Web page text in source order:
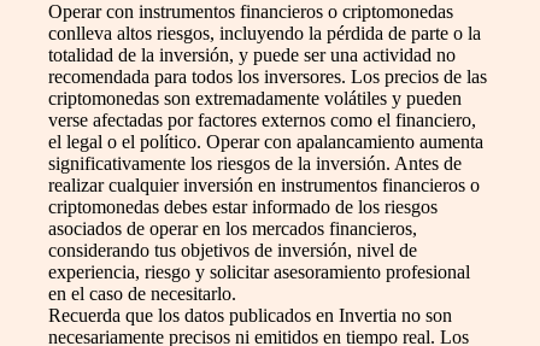
Operar con instrumentos financieros o criptomonedas
conlleva altos riesgos, incluyendo la pérdida de parte o la
totalidad de la inversión, y puede ser una actividad no
recomendada para todos los inversores. Los precios de las
criptomonedas son extremadamente volátiles y pueden
verse afectadas por factores externos como el financiero,
el legal o el político. Operar con apalancamiento aumenta
significativamente los riesgos de la inversión. Antes de
realizar cualquier inversión en instrumentos financieros o
criptomonedas debes estar informado de los riesgos
asociados de operar en los mercados financieros,
considerando tus objetivos de inversión, nivel de
experiencia, riesgo y solicitar asesoramiento profesional
en el caso de necesitarlo.
Recuerda que los datos publicados en Invertia no son
necesariamente precisos ni emitidos en tiempo real. Los